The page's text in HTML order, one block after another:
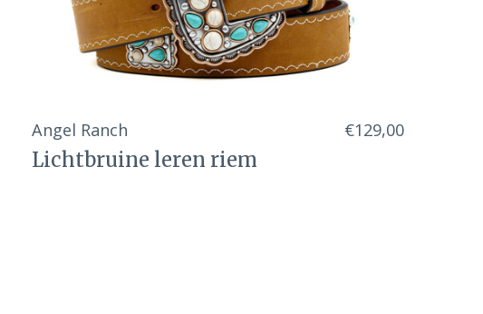
Angel Ranch
Lichtbruine leren riem
€129,00